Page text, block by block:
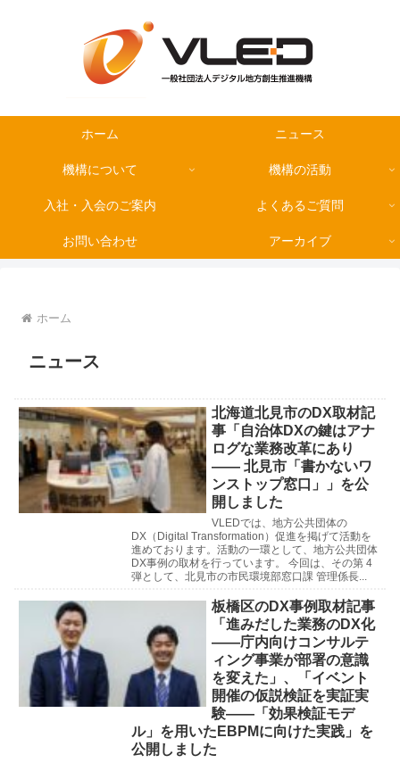
ホーム ニュース
機構について 機構の活動
入社・入会のご案内 よくあるご質問
お問い合わせ アーカイブ
ホーム
ニュース
北海道北見市のDX取材記
事「自治体DXの鍵はアナ
ログな業務改革にあり
―― 北見市「書かないワ
ンストップ窓口」」を公
開しました
VLEDでは、地方公共団体の
DX（Digital Transformation）促進を掲げて活動を
進めております。活動の一環として、地方公共団体
DX事例の取材を行っています。 今回は、その第 4
弾として、北見市の市民環境部窓口課 管理係長...
板橋区のDX事例取材記事
「進みだした業務のDX化
――庁内向けコンサルテ
ィング事業が部署の意識
を変えた」、「イベント
開催の仮説検証を実証実
験――「効果検証モデ
ル」を用いたEBPMに向けた実践」を
公開しました